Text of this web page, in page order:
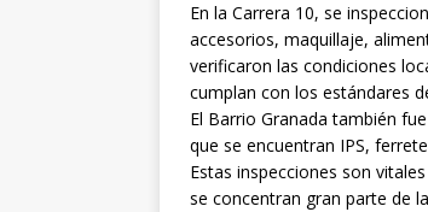
En la Carrera 10, se
accesorios, maquillaje,
verificaron las condiciones
cumplan con los estándares
El Barrio Granada también
que se encuentran IPS,
Estas inspecciones son
se concentran gran parte de